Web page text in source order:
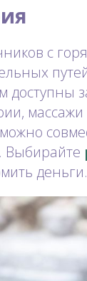
с
Выбирайте
деньги.